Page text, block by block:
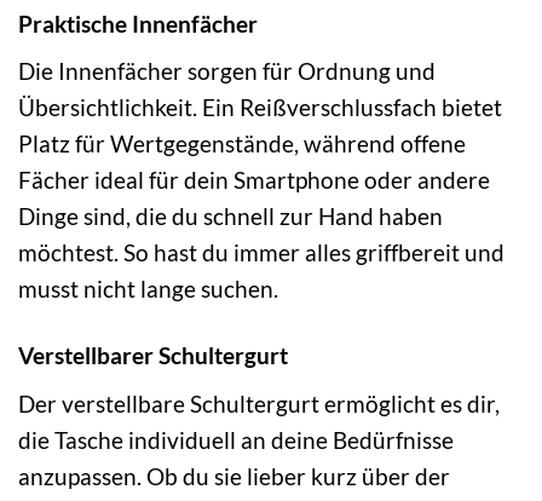
Praktische Innenfächer
Die Innenfächer sorgen für Ordnung und
Übersichtlichkeit. Ein Reißverschlussfach bietet
Platz für Wertgegenstände, während offene
Fächer ideal für dein Smartphone oder andere
Dinge sind, die du schnell zur Hand haben
möchtest. So hast du immer alles griffbereit und
musst nicht lange suchen.
Verstellbarer Schultergurt
Der verstellbare Schultergurt ermöglicht es dir,
die Tasche individuell an deine Bedürfnisse
anzupassen. Ob du sie lieber kurz über der